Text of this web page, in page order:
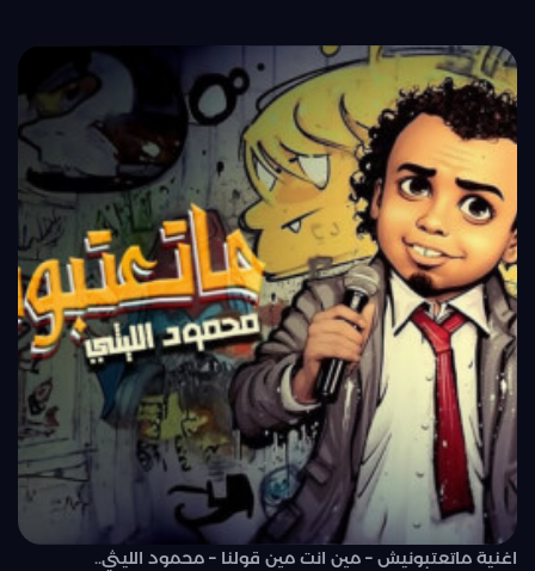
اغنية ماتعتبونيش – مين انت مين قولنا – محمود الليثي..